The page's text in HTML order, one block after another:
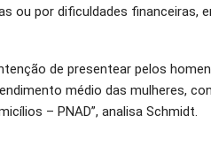
ou por dificuldades financeiras,
de presentear pelos
médio das mulheres,
– PNAD”, analisa Schmidt.